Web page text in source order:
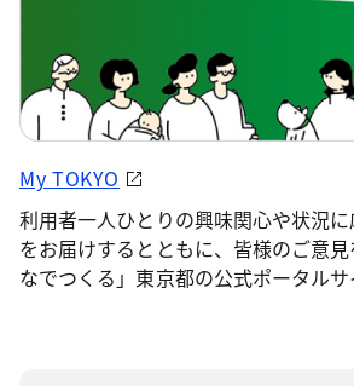
My TOKYO
利用者一人ひとりの興味関心や状況
をお届けするとともに、皆様のご意
なでつくる」東京都の公式ポータルサ